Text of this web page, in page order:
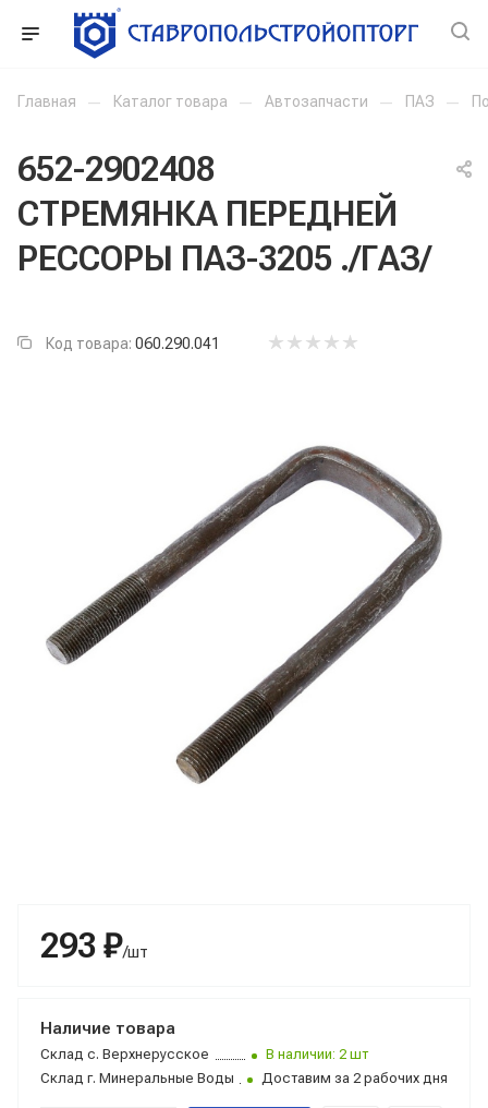
Главная — Каталог товара — Автозапчасти — ПАЗ —
652-2902408
СТРЕМЯНКА ПЕРЕДНЕЙ
РЕССОРЫ ПАЗ-3205 ./ГАЗ/
Код товара: 060.290.041
293 ₽/шт
Наличие товара
Склад с. Верхнерусское
В наличии: 2 шт
Склад г. Минеральные Воды Доставим за 2 рабочих дня